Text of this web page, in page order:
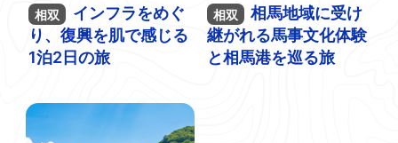
行こうよ
ふくしまインフラツーリズム
相双
インフラをめぐ
り、復興を肌で感じる
1泊2日の旅
相双
相馬地域に受け
継がれる馬事文化体験
と相馬港を巡る旅